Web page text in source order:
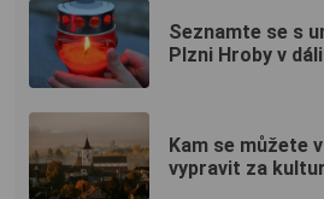
Seznamte se s
Plzni Hroby v
Kam se můžete
vypravit za